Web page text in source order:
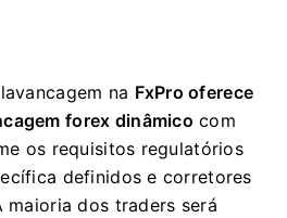
na FxPro oferece
forex dinâmico com
os requisitos regulatórios
definidos e corretores
maioria dos traders será